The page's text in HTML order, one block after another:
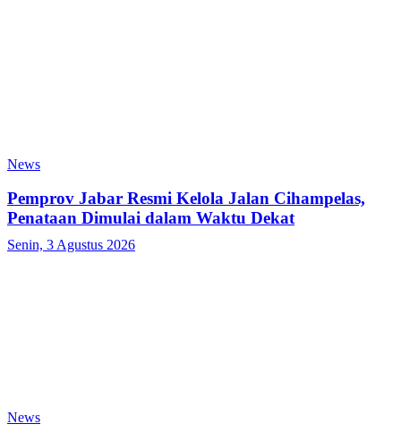
News
Pemprov Jabar Resmi Kelola Jalan Cihampelas,
Penataan Dimulai dalam Waktu Dekat
Senin, 3 Agustus 2026
News